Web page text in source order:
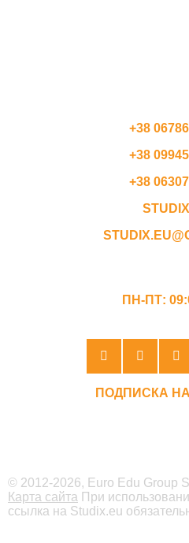
+38
+38
+38
ПН-ПТ:
ПОДПИСКА
© 2012-2026, Euro Edu Group
Карта сайта При
ссылка на Studix.eu